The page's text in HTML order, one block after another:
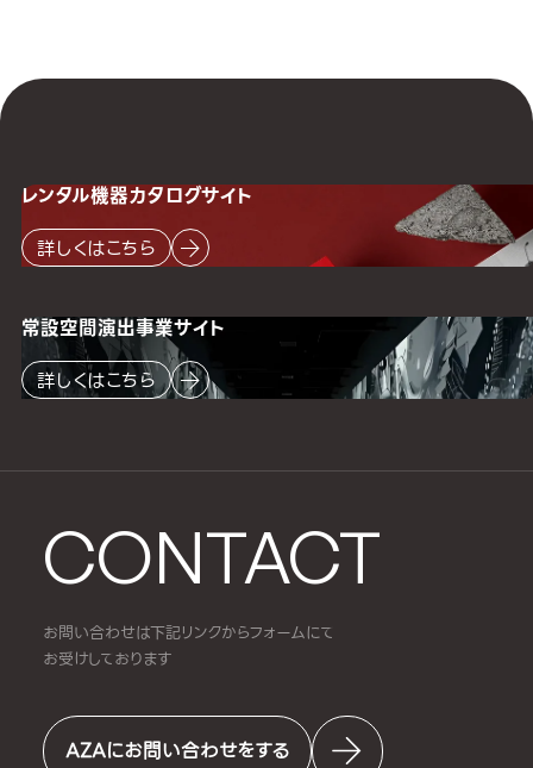
CONTACT
お問い合わせは下記リンクからフォームにて
お受けしております
AZAにお問い合わせをする
レンタル機器カタログサイト
詳しくはこちら
常設空間演出事業サイト
詳しくはこちら